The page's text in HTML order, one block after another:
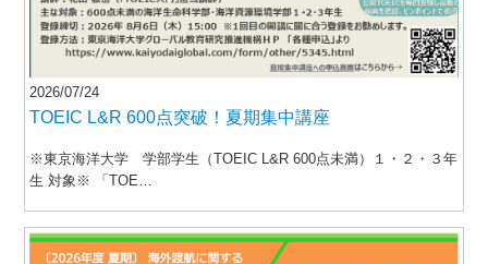
2026/07/24
TOEIC L&R 600点突破！夏期集中講座
※東京海洋大学 学部学生（TOEIC L&R 600点未満）１・２・３年
生 対象※ 「TOE…